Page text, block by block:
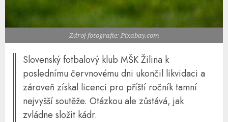
Zdroj fotografie: Pixabay.com
Slovenský fotbalový klub MŠK Žilina k
poslednímu červnovému dni ukončil likvidaci a
zároveň získal licenci pro příští ročník tamní
nejvyšší soutěže. Otázkou ale zůstává, jak
zvládne složit kádr.